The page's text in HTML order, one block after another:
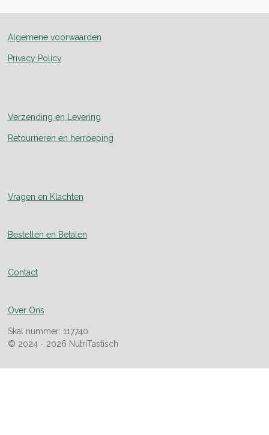
Algemene voorwaarden
Privacy Policy
Verzending en Levering
Retourneren en herroeping
Vragen en Klachten
Bestellen en Betalen
Contact
Over Ons
Skal nummer: 117740
© 2024 - 2026 NutriTastisch